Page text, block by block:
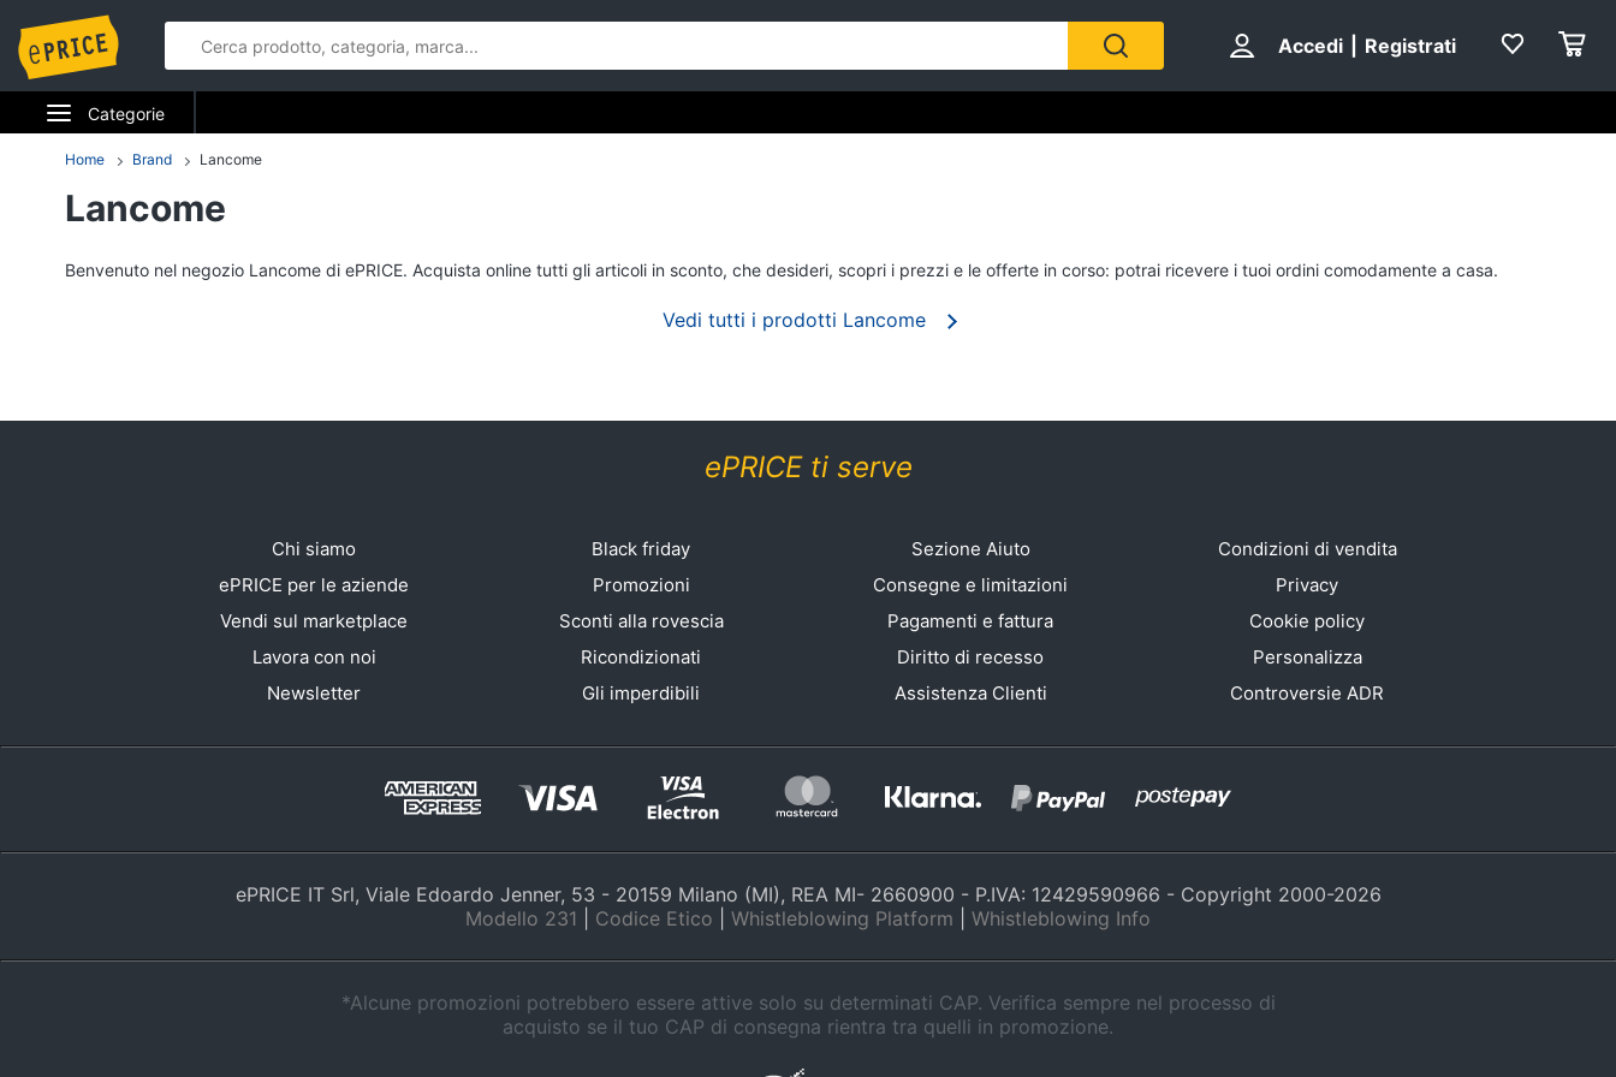
Accedi Registrati
Categorie
Elettrodomestici
Informatica
Telefonia
Brico e Giardinaggio
Beauty
Home Brand Lancome
Lancome
Benvenuto nel negozio Lancome di ePRICE. Acquista online tutti gli articoli in sconto, che desideri, scopri i prezzi e le offerte in corso: potrai ricevere i tuoi ordini comodamente a casa.
Vedi tutti i prodotti Lancome
ePRICE ti serve
Chi siamo
ePRICE per le aziende
Vendi sul marketplace
Lavora con noi
Newsletter
Black friday
Promozioni
Sconti alla rovescia
Ricondizionati
Gli imperdibili
Sezione Aiuto
Consegne e limitazioni
Pagamenti e fattura
Diritto di recesso
Assistenza Clienti
Condizioni di vendita
Privacy
Cookie policy
Personalizza
Controversie ADR
ePRICE IT Srl, Viale Edoardo Jenner, 53 - 20159 Milano (MI), REA MI- 2660900 - P.IVA: 12429590966 - Copyright 2000-2026
Modello 231
Codice Etico Whistleblowing Platform Whistleblowing Info
*Alcune promozioni potrebbero essere attive solo su determinati CAP. Verifica sempre nel processo di
acquisto se il tuo CAP di consegna rientra tra quelli in promozione.